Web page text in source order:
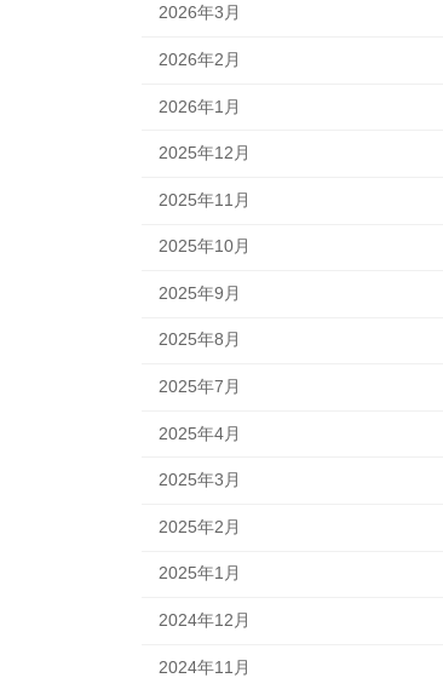
2026年3月
2026年2月
2026年1月
2025年12月
2025年11月
2025年10月
2025年9月
2025年8月
2025年7月
2025年4月
2025年3月
2025年2月
2025年1月
2024年12月
2024年11月